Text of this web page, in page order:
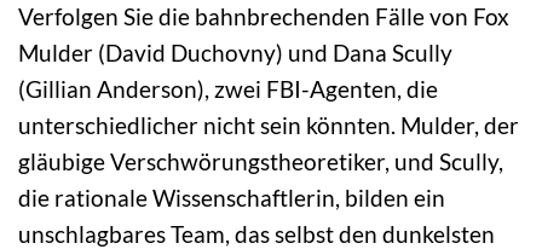
Verfolgen Sie die bahnbrechenden Fälle von Fox
Mulder (David Duchovny) und Dana Scully
(Gillian Anderson), zwei FBI-Agenten, die
unterschiedlicher nicht sein könnten. Mulder, der
gläubige Verschwörungstheoretiker, und Scully,
die rationale Wissenschaftlerin, bilden ein
unschlagbares Team, das selbst den dunkelsten